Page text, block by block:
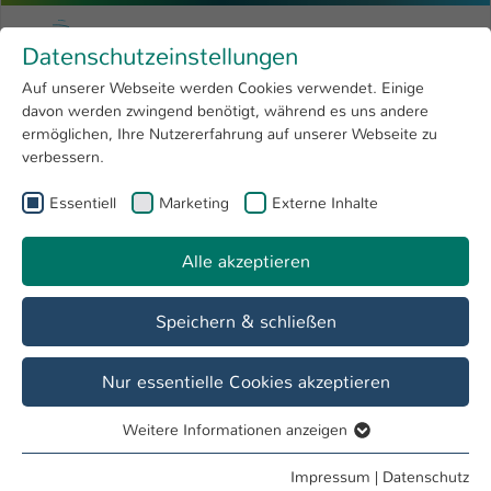
Menu
Forschung 4
Open submenu
Hochschule
International
Zum Hauptinhalt springen
Hochschule Kaiserslautern
Sie sind hier:
Alumni
Referat Student Life Cycle
Übersicht Vor dem Studium Im Studium
Alumni-Newsletter
Ausgabe 2/2025
Ausgabe 1/2025
Datenschutzeinstellungen
Auf unserer Webseite werden Cookies verwendet. Einige
davon werden zwingend benötigt, während es uns andere
ermöglichen, Ihre Nutzererfahrung auf unserer Webseite zu
verbessern.
Essentiell Marketing Externe Inhalte
Alle akzeptieren
Speichern & schließen
Nur essentielle Cookies akzeptieren
Essentielle Cookies werden für grundlegende Funktionen
Weitere Informationen anzeigen
Impressum | Datenschutz